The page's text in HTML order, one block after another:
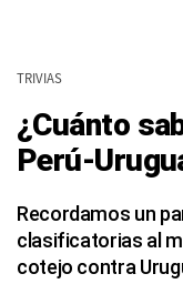
TRIVIAS
¿Cuánto
Perú-
Recordamos un
clasificatorias al
cotejo contra